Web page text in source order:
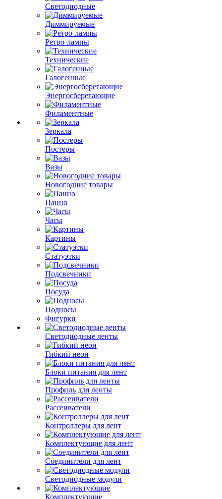
Светодиодные
Диммируемые
Ретро-лампы
Технические
Галогенные
Энергосберегающие
Филаментные
Зеркала
Постеры
Вазы
Новогодние товары
Панно
Часы
Картины
Статуэтки
Подсвечники
Посуда
Подносы
Фигурки
Светодиодные ленты
Гибкий неон
Блоки питания для лент
Профиль для ленты
Рассеиватели
Контроллеры для лент
Комплектующие для лент
Соединители для лент
Светодиодные модули
Комплектующие